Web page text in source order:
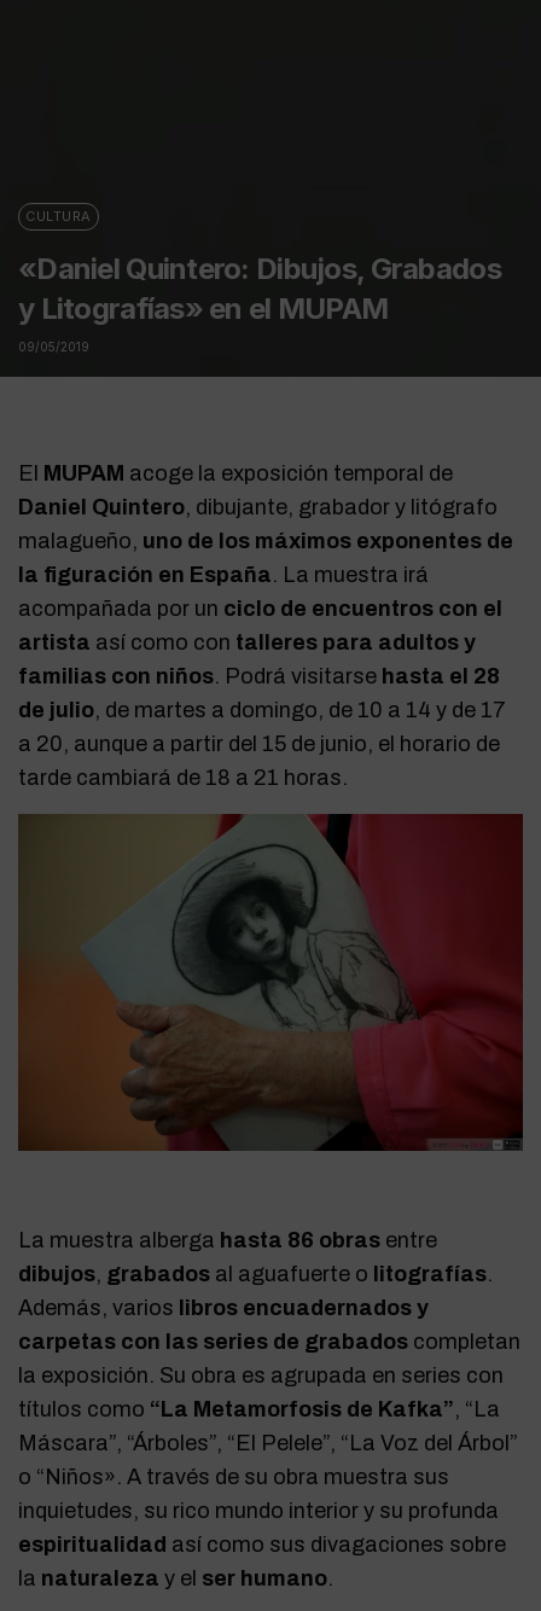
CULTURA
«Daniel Quintero: Dibujos, Grabados
y Litografías» en el MUPAM
09/05/2019
El MUPAM acoge la exposición temporal de
Daniel Quintero, dibujante, grabador y litógrafo
malagueño, uno de los máximos exponentes de
la figuración en España. La muestra irá
acompañada por un ciclo de encuentros con el
artista así como con talleres para adultos y
familias con niños. Podrá visitarse hasta el 28
de julio, de martes a domingo, de 10 a 14 y de 17
a 20, aunque a partir del 15 de junio, el horario de
tarde cambiará de 18 a 21 horas.
La muestra alberga hasta 86 obras entre
dibujos, grabados al aguafuerte o litografías.
Además, varios libros encuadernados y
carpetas con las series de grabados completan
la exposición. Su obra es agrupada en series con
títulos como “La Metamorfosis de Kafka”, “La
Máscara”, “Árboles”, “El Pelele”, “La Voz del Árbol”
o “Niños». A través de su obra muestra sus
inquietudes, su rico mundo interior y su profunda
espiritualidad así como sus divagaciones sobre
la naturaleza y el ser humano.